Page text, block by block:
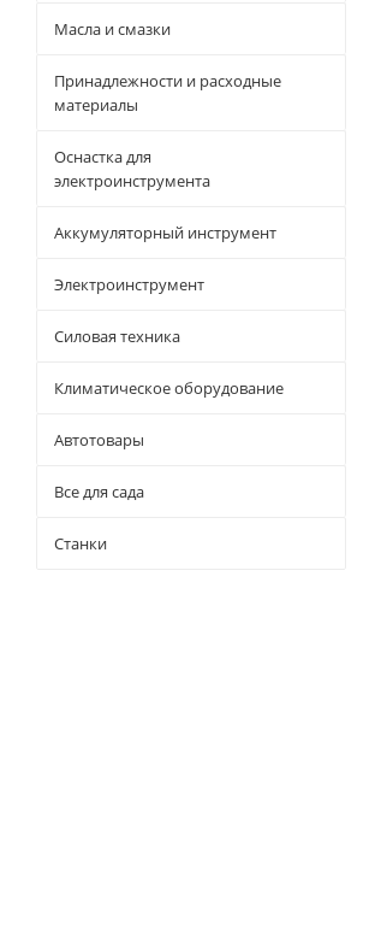
Масла и смазки
Принадлежности и расходные
материалы
Оснастка для
электроинструмента
Аккумуляторный инструмент
Электроинструмент
Силовая техника
Климатическое оборудование
Автотовары
Все для сада
Станки